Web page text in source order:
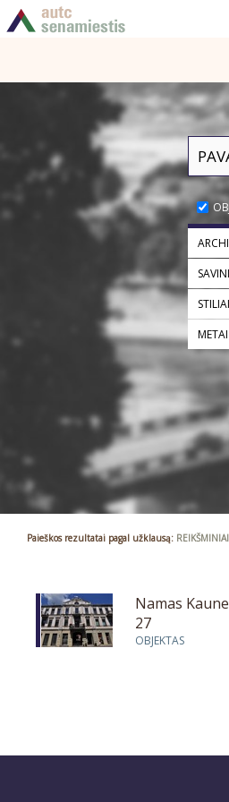
Paieškos rezultatai pagal užklausą:
Namas
27
OBJEKTAS